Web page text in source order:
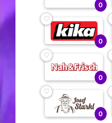
0
0
♡
0
♡
0
♡